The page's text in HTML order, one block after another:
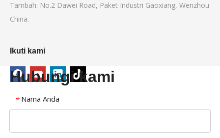
Tambah: No.2 Dawei Road, Paket Industri Gaoxiang, Wenzhou
China.
Ikuti kami
Hubungi kami
* Nama Anda